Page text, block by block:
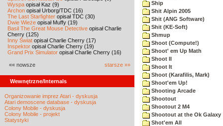
Wyspa opisał Kaz (9)
Archon opisał Urborg/TDC (16)
The Last Starfighter opisał TDC (30)
Dwie Wieże opisał Muffy (19)
Basil The Great Mouse Detective opisał Charlie
Cherry (125)
Inny Świat opisał Charlie Cherry (17)
Inspektor opisał Charlie Cherry (19)
Grand Prix Simulator opisał Charlie Cherry (16)
«« nowsze starsze »»
Wewnętrzne/Internals
Organizowanie imprez Atari - dyskusja
Atari demoscene database - dyskusja
Colony Mobile - dyskusja
Colony Mobile - projekt
Statystyki
Ship
Shit Alpin 2005
Shit (ANG Software)
Shit (KE-Soft)
Shmup
Shoot (Compute!)
Shoot' em Up Math
Shoot II
Shoot It
Shoot (Karafilis, Mark)
Shoot'em Up!
Shooting Arcade
Shootout
Shootout 2 M4
Shootout at the Ok Galaxy
Shot'em All